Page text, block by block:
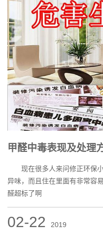
甲醛中毒表现及处理
现在很多人来问修正环保小
异味，而且住在里面有非常容
醛超标了啊
02-22 2019